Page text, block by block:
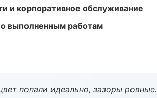
и корпоративное обслуживание
выполненным работам
попали идеально, зазоры